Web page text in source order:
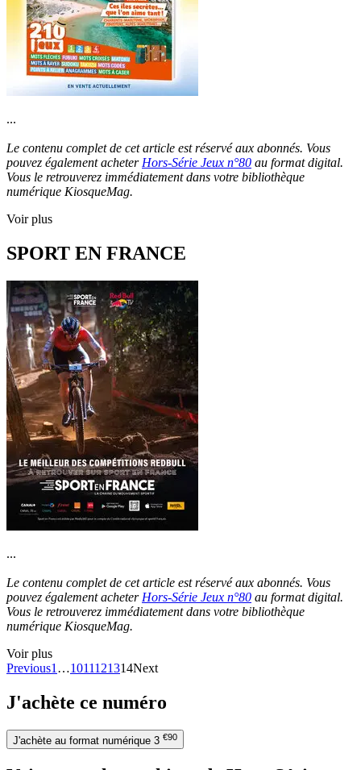
...
Le contenu complet de cet article est réservé aux abonnés. Vous
pouvez également acheter Hors-Série Jeux n°80 au format digital.
Vous le retrouverez immédiatement dans votre bibliothèque
numérique KiosqueMag.
Voir plus
SPORT EN FRANCE
...
Le contenu complet de cet article est réservé aux abonnés. Vous
pouvez également acheter Hors-Série Jeux n°80 au format digital.
Vous le retrouverez immédiatement dans votre bibliothèque
numérique KiosqueMag.
Voir plus
Previous1 …1011121314Next
J'achète ce numéro
J'achète au format numérique 3 €90